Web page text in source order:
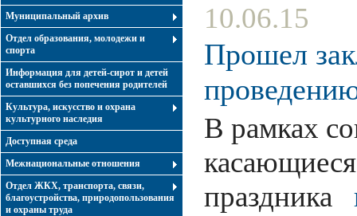
Муниципальный архив
Отдел образования, молодежи и
спорта
Информация для детей-сирот и детей
оставшихся без попечения родителей
Культура, искусство и охрана
культурного наследия
Доступная среда
Межнациональные отношения
Отдел ЖКХ, транспорта, связи,
благоустройства, природопользования
и охраны труда
10.06.15
Прошел
В рамках
праздника